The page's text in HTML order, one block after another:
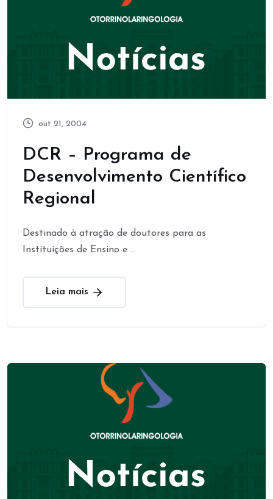
out 21, 2004
DCR – Programa de
Desenvolvimento Científico
Regional
Destinado à atração de doutores para as
Instituições de Ensino e ...
Leia mais